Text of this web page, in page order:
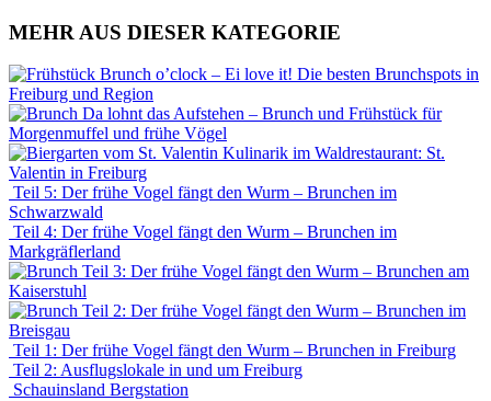
MEHR AUS DIESER KATEGORIE
Brunch o’clock – Ei love it! Die besten Brunchspots in
Freiburg und Region
Da lohnt das Aufstehen – Brunch und Frühstück für
Morgenmuffel und frühe Vögel
Kulinarik im Waldrestaurant: St.
Valentin in Freiburg
Teil 5: Der frühe Vogel fängt den Wurm – Brunchen im
Schwarzwald
Teil 4: Der frühe Vogel fängt den Wurm – Brunchen im
Markgräflerland
Teil 3: Der frühe Vogel fängt den Wurm – Brunchen am
Kaiserstuhl
Teil 2: Der frühe Vogel fängt den Wurm – Brunchen im
Breisgau
Teil 1: Der frühe Vogel fängt den Wurm – Brunchen in Freiburg
Teil 2: Ausflugslokale in und um Freiburg
Schauinsland Bergstation